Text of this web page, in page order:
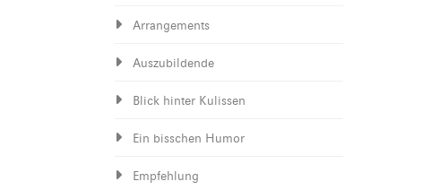
Arrangements
Auszubildende
Blick hinter Kulissen
Ein bisschen Humor
Empfehlung